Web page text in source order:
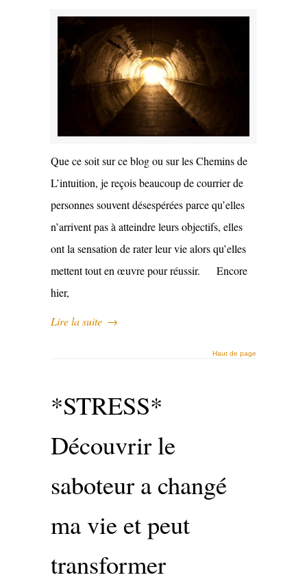
Que ce soit sur ce blog ou sur les Chemins de
L’intuition, je reçois beaucoup de courrier de
personnes souvent désespérées parce qu’elles
n’arrivent pas à atteindre leurs objectifs, elles
ont la sensation de rater leur vie alors qu’elles
mettent tout en œuvre pour réussir. Encore
hier,
Lire la suite →
Haut de page
*STRESS*
Découvrir le
saboteur a changé
ma vie et peut
transformer